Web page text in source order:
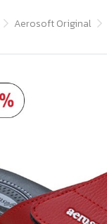
Aerosoft Original